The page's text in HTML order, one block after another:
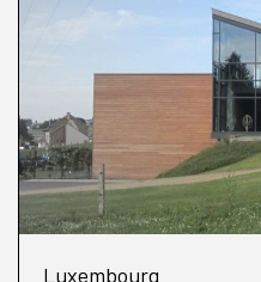
Luxembourg